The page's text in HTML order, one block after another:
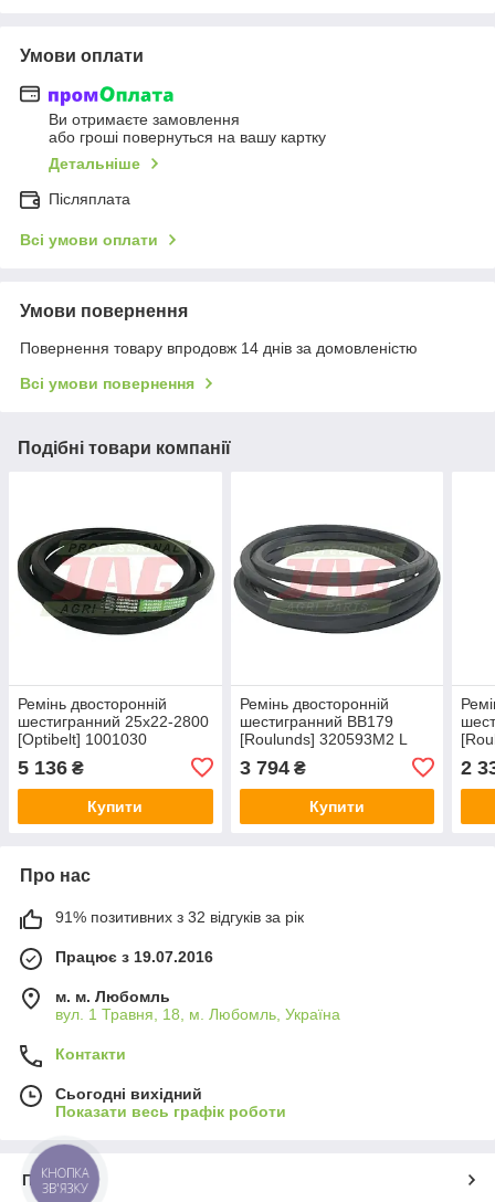
Умови оплати
Ви отримаєте замовлення
або гроші повернуться на вашу картку
Детальніше
Післяплата
Всі умови оплати
Умови повернення
Повернення товару впродовж 14 днів за домовленістю
Всі умови повернення
Подібні товари компанії
Ремінь двосторонній
шестигранний 25x22-2800
[Optibelt] 1001030
5 136 ₴
Купити
Ремінь двосторонній
шестигранний BB179
[Roulunds] 320593M2 L
3 794₴
Купити
2
Про нас
91% позитивних з 32 відгуків за рік
Працює з 19.07.2016
м. м. Любомль
вул. 1 Травня, 18, м. Любомль, Україна
Контакти
Сьогодні вихідний
Показати весь графік роботи
Про нас
КНОПКА
ЗВ'ЯЗКУ